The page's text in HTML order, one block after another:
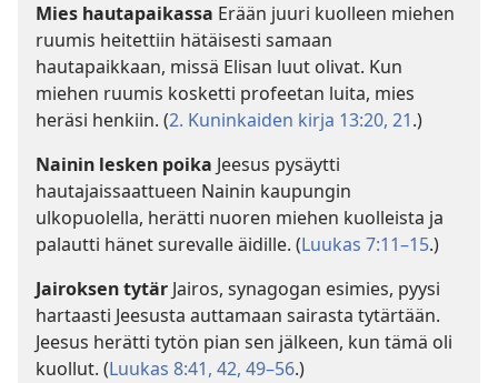
Mies hautapaikassa Erään juuri kuolleen miehen
ruumis heitettiin hätäisesti samaan
hautapaikkaan, missä Elisan luut olivat. Kun
miehen ruumis kosketti profeetan luita, mies
heräsi henkiin. (2. Kuninkaiden kirja 13:20, 21.)
Nainin lesken poika Jeesus pysäytti
hautajaissaattueen Nainin kaupungin
ulkopuolella, herätti nuoren miehen kuolleista ja
palautti hänet surevalle äidille. (Luukas 7:11–15.)
Jairoksen tytär Jairos, synagogan esimies, pyysi
hartaasti Jeesusta auttamaan sairasta tytärtään.
Jeesus herätti tytön pian sen jälkeen, kun tämä oli
kuollut. (Luukas 8:41, 42, 49–56.)